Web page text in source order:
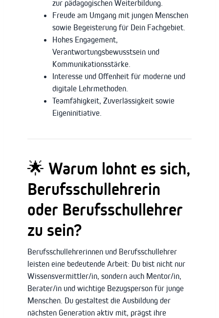
zur pädagogischen Weiterbildung.
Freude am Umgang mit jungen Menschen
sowie Begeisterung für Dein Fachgebiet.
Hohes Engagement,
Verantwortungsbewusstsein und
Kommunikationsstärke.
Interesse und Offenheit für moderne und
digitale Lehrmethoden.
Teamfähigkeit, Zuverlässigkeit sowie
Eigeninitiative.
🌟 Warum lohnt es sich,
Berufsschullehrerin
oder Berufsschullehrer
zu sein?
Berufsschullehrerinnen und Berufsschullehrer
leisten eine bedeutende Arbeit: Du bist nicht nur
Wissensvermittler/in, sondern auch Mentor/in,
Berater/in und wichtige Bezugsperson für junge
Menschen. Du gestaltest die Ausbildung der
nächsten Generation aktiv mit, prägst ihre